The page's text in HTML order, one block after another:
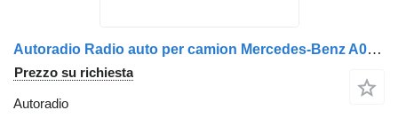
Autoradio Radio auto per camion Mercedes-Benz A0004467662 / A0004465862 / A0004466662
Prezzo su richiesta
Autoradio